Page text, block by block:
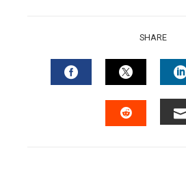
SHARE
FACEBOOKTWITTER